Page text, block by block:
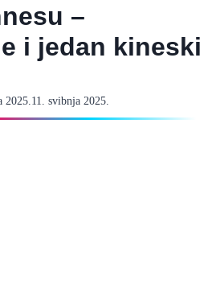
–
i jedan kineski
2025.11. svibnja 2025.